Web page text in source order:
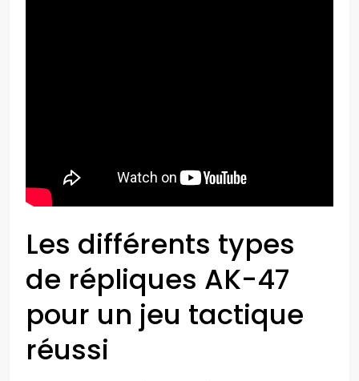
Les différents types
de répliques AK-47
pour un jeu tactique
réussi